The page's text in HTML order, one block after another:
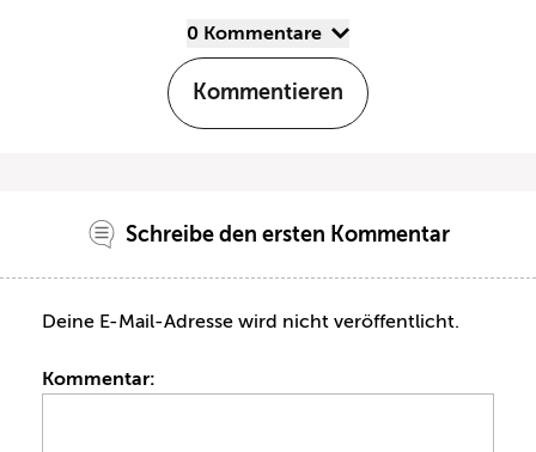
0 Kommentare
Kommentieren
Schreibe den ersten Kommentar
Deine E-Mail-Adresse wird nicht veröffentlicht.
Kommentar: